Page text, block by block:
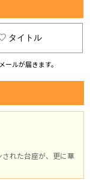
タイトル
ルが届きます。
れた台座が、更に華